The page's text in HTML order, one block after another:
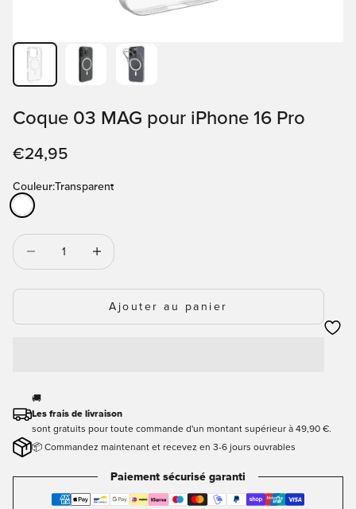
Coque 03 MAG pour iPhone 16 Pro
Prix de vente
€24,95
Couleur:Transparent
Transparent
Diminuer la quantitéDiminuer la quantité
Ajouter au panier
🚚
Les frais de livraison
sont gratuits pour toute commande d'un montant supérieur à 49,90 €.
📦 Commandez maintenant et recevez en 3-6 jours ouvrables
Paiement sécurisé garanti